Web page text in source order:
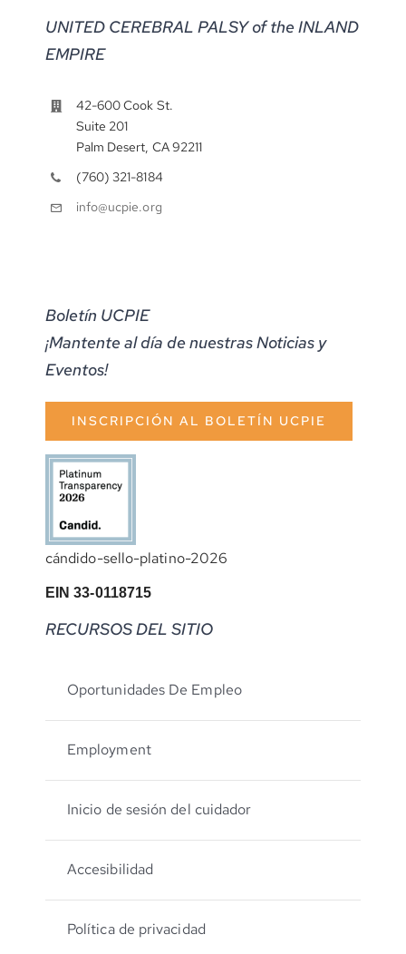
UNITED CEREBRAL PALSY of the INLAND
EMPIRE
42-600 Cook St.
Suite 201
Palm Desert, CA 92211
(760) 321-8184
info@ucpie.org
Boletín UCPIE
¡Mantente al día de nuestras Noticias y
Eventos!
INSCRIPCIÓN AL BOLETÍN UCPIE
cándido-sello-platino-2026
EIN 33-0118715
RECURSOS DEL SITIO
Oportunidades De Empleo
Employment
Inicio de sesión del cuidador
Accesibilidad
Política de privacidad